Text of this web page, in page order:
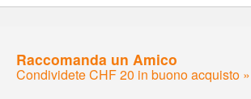
Raccomanda un Amico
Condividete CHF 20 in buono acquisto »